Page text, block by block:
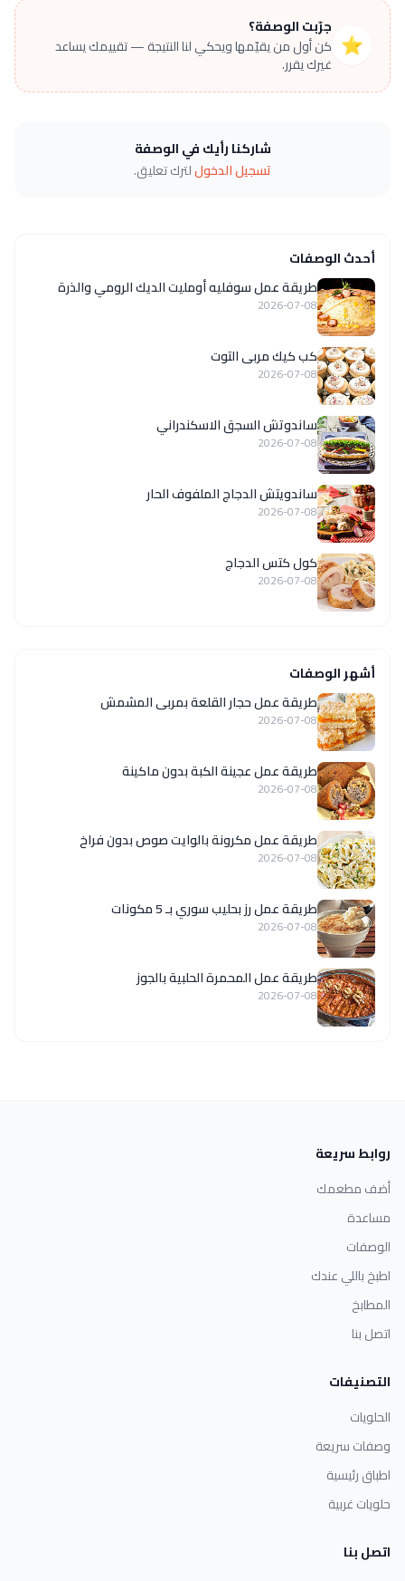
⭐
جرّبت الوصفة؟
كن أول من يقيّمها ويحكي لنا النتيجة — تقييمك يساعد
غيرك يقرر.
شاركنا رأيك في الوصفة
تسجيل الدخوللترك تعليق.
أحدث الوصفات
طريقة عمل سوفليه أومليت الديك الرومي والذرة
2026-07-08
كب كيك مربى التوت
2026-07-08
ساندوتش السجق الاسكندراني
2026-07-08
ساندويتش الدجاج الملفوف الحار
2026-07-08
كول كتس الدجاج
2026-07-08
أشهر الوصفات
طريقة عمل حجار القلعة بمربى المشمش
2026-07-08
طريقة عمل عجينة الكبة بدون ماكينة
2026-07-08
طريقة عمل مكرونة بالوايت صوص بدون فراخ
2026-07-08
طريقة عمل رز بحليب سوري بـ 5 مكونات
2026-07-08
طريقة عمل المحمرة الحلبية بالجوز
2026-07-08
روابط سريعة
أضف مطعمك
مساعدة
الوصفات
اطبخ باللي عندك
المطابخ
اتصل بنا
التصنيفات
الحلويات
وصفات سريعة
اطباق رئيسية
حلويات غربية
اتصل بنا